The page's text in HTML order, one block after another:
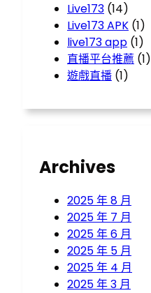
Live173 (14)
Live173 APK (1)
live173 app (1)
直播平台推薦 (1)
遊戲直播 (1)
Archives
2025 年 8 月
2025 年 7 月
2025 年 6 月
2025 年 5 月
2025 年 4 月
2025 年 3 月